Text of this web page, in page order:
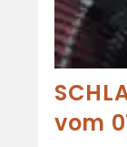
vom